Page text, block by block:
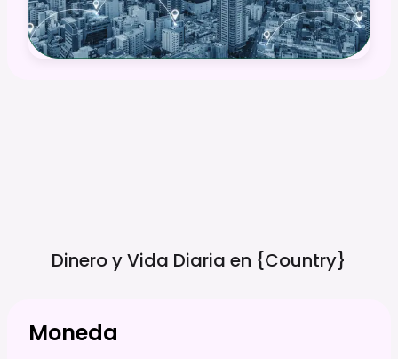
Dinero y Vida Diaria en {country}
Moneda